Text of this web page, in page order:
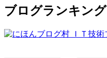
ブログランキング